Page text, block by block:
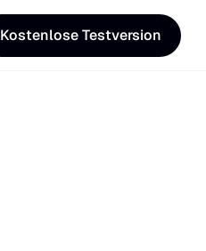
Kostenlose Testversion